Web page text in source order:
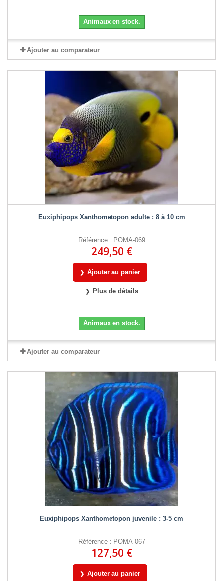
Animaux en stock.
Ajouter au comparateur
Euxiphipops Xanthometopon adulte : 8 à 10 cm
Référence : POMA-069
249,50 €
Ajouter au panier
Plus de détails
Animaux en stock.
Ajouter au comparateur
Euxiphipops Xanthometopon juvenile : 3-5 cm
Référence : POMA-067
127,50 €
Ajouter au panier